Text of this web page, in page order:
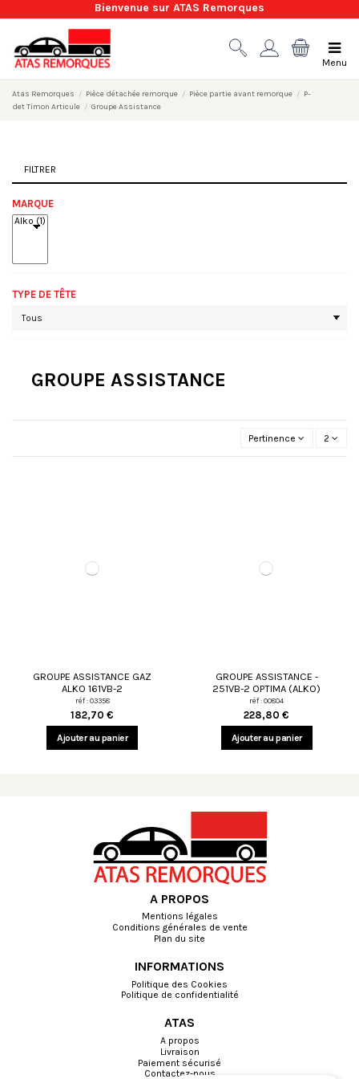
Bienvenue sur ATAS Remorques
Menu
Atas Remorques Pièce détachée remorque Pièce partie avant remorque
P-
det Timon Articule
Groupe Assistance
GROUPE ASSISTANCE
Pertinence 2
GROUPE ASSISTANCE GAZ
ALKO 161VB-2
réf : 03358
182,70 €
Ajouter au panier
GROUPE ASSISTANCE -
251VB-2 OPTIMA (ALKO)
réf : 00804
228,80 €
Ajouter au panier
FILTRER
MARQUE
TYPE DE TÊTE
A PROPOS
Mentions légales
Conditions générales de vente
Plan du site
INFORMATIONS
Politique des Cookies
Politique de confidentialité
ATAS
A propos
Livraison
Paiement sécurisé
Contactez-nous